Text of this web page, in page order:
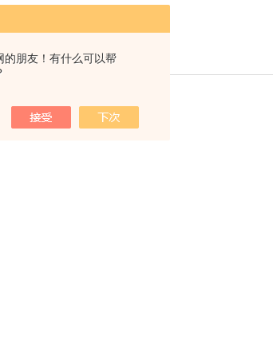
的朋友！有什么可以帮